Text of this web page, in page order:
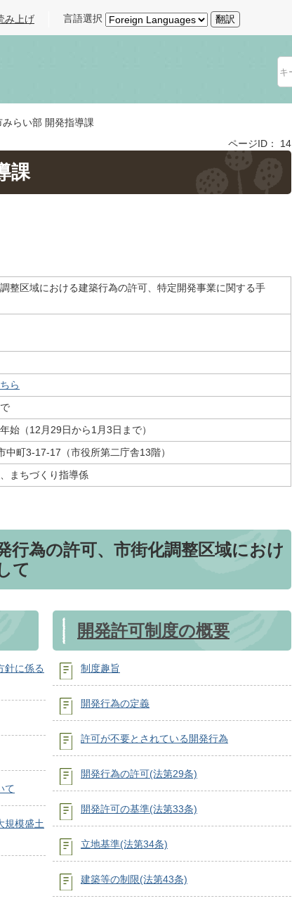
み上げ 言語選択 翻訳
みらい部 開発指導課
ページID：
14
課
整区域における建築行為の許可、特定開発事業に関する手
ら
始（12月29日から1月3日まで）
町3-17-17（市役所第二庁舎13階）
まちづくり指導係
行為の許可、市街化調整区域におけ
て
針に係る
て
規模盛土
開発許可制度の概要
制度趣旨
開発行為の定義
許可が不要とされている開発行為
開発行為の許可(法第29条)
開発許可の基準(法第33条)
立地基準(法第34条)
建築等の制限(法第43条)